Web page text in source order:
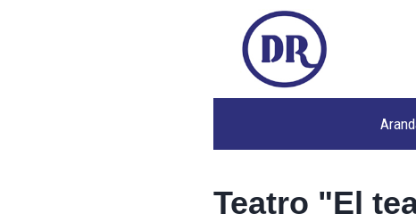
Teatro "El